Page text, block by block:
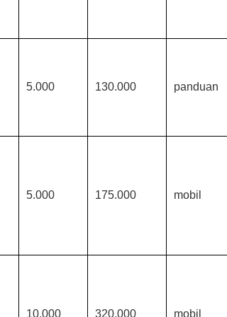
5.000 130.000 panduan
5.000 175.000 mobil
10.000 320.000 mobil